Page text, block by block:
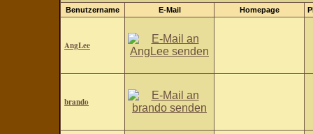
Benutzername E-Mail Homepage
AngLee
brando